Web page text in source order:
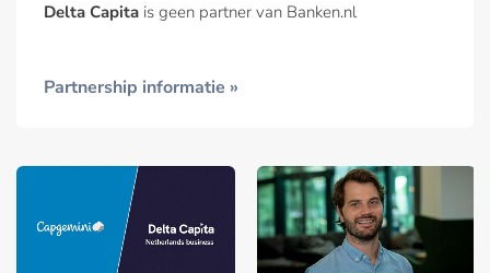
Delta Capita is geen partner van Banken.nl
Partnership informatie »